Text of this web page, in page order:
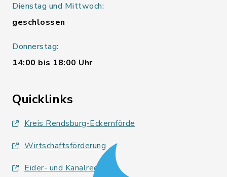
Dienstag und Mittwoch:
geschlossen
Donnerstag:
14:00 bis 18:00 Uhr
Quicklinks
Kreis Rendsburg-Eckernförde
Wirtschaftsförderung
Eider- und Kanalregion